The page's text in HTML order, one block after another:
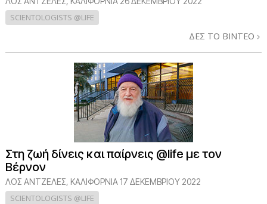
SCIENTOLOGISTS @LIFE
ΔΕΣ ΤΟ ΒΙΝΤΕΟ
Στη ζωή δίνεις και παίρνεις @life με τον
Βέρνον
ΛΟΣ ΆΝΤΖΕΛΕΣ, ΚΑΛΙΦΌΡΝΙΑ17 ΔΕΚΕΜΒΡΙΟΥ 2022
SCIENTOLOGISTS @LIFE